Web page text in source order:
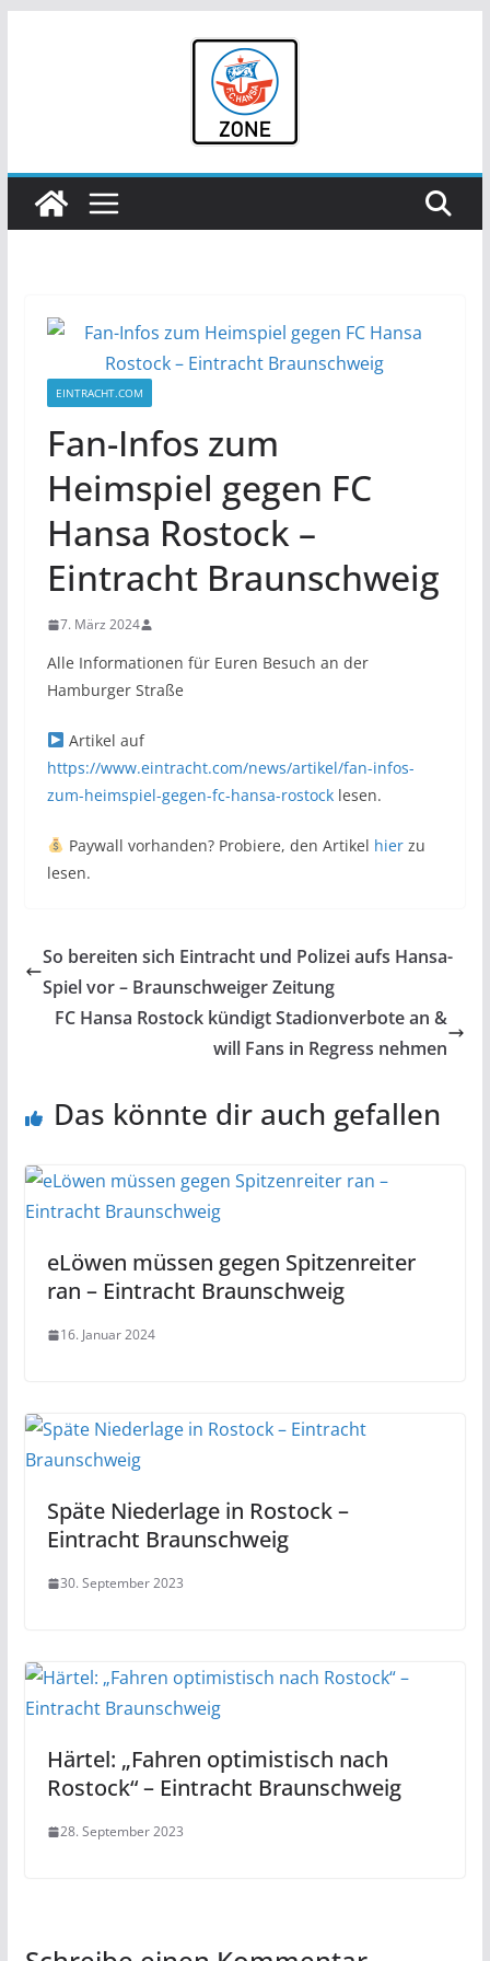
EINTRACHT.COM
Fan-Infos zum
Heimspiel gegen FC
Hansa Rostock –
Eintracht Braunschweig
7. März 2024
Alle Informationen für Euren Besuch an der
Hamburger Straße
Artikel auf
https://www.eintracht.com/news/artikel/fan-infos-
zum-heimspiel-gegen-fc-hansa-rostocklesen.
Paywall vorhanden? Probiere, den Artikel hierzu
lesen.
So bereiten sich Eintracht und Polizei aufs Hansa-
Spiel vor – Braunschweiger Zeitung
FC Hansa Rostock kündigt Stadionverbote an &
will Fans in Regress nehmen
Das könnte dir auch gefallen
eLöwen müssen gegen Spitzenreiter
ran – Eintracht Braunschweig
16. Januar 2024
Späte Niederlage in Rostock –
Eintracht Braunschweig
30. September 2023
Härtel: „Fahren optimistisch nach
Rostock“ – Eintracht Braunschweig
28. September 2023